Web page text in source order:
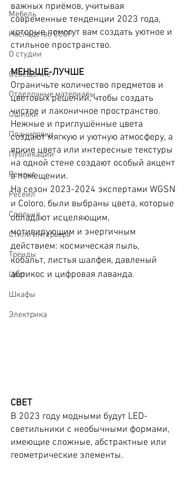
Мебель
Наследство СССР
О студии
Освещение
Отделочные материалы
Ошибки
Планировки
Публикации
Ремонт
Ресеил
Спальня
Стили интерьера
Тренды
Цвет
Шкафы
Электрика
важных приёмов, учитывая
современные тенденции 2023 года,
которые помогут вам создать уютное и
стильное пространство.
МЕНЬШЕ-ЛУЧШЕ
Ограничьте количество предметов и
цветовых решений, чтобы создать
чистое и лаконичное пространство.
Нежные и приглушённые цвета
создают мягкую и уютную атмосферу, а
яркие цвета или интересные текстуры
на одной стене создают особый акцент
в помещении.
На сезон 2023-2024 экспертами WGSN
и Coloro, были выбраны цвета, которые
обладают исцеляющим,
мотивирующим и энергичным
действием: космическая пыль,
кобальт, листья шалфея, давленый
абрикос и цифровая лаванда.
СВЕТ
В 2023 году модными будут LED-
светильники с необычными формами,
имеющие сложные, абстрактные или
геометрические элементы.